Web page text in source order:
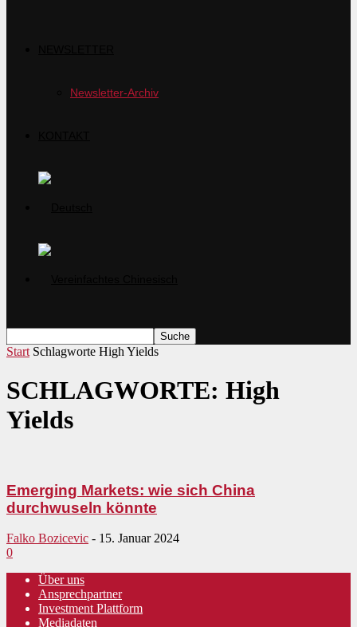
Newsletter-Archiv
Start Schlagworte High Yields
SCHLAGWORTE: High
Yields
Emerging Markets: wie sich China
durchwuseln könnte
Falko Bozicevic - 15. Januar 2024
0
Über uns
Ansprechpartner
Investment Plattform
Mediadaten